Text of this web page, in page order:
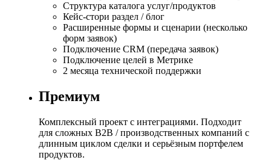
Структура каталога услуг/продуктов
Кейс-стори раздел / блог
Расширенные формы и сценарии (несколько
форм заявок)
Подключение CRM (передача заявок)
Подключение целей в Метрике
2 месяца технической поддержки
Премиум
Комплексный проект с интеграциями. Подходит
для сложных B2B / производственных компаний с
длинным циклом сделки и серьёзным портфелем
продуктов.